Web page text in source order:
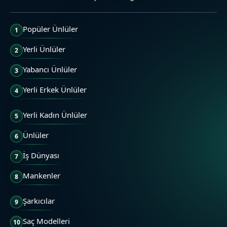
1 Popüler Ünlüler
2 Yerli Ünlüler
3 Yabancı Ünlüler
4 Yerli Erkek Ünlüler
5 Yerli Kadın Ünlüler
6 Ünlüler
7 İş Dünyası
8 Mankenler
9 Şarkıcılar
10 Saç Modelleri